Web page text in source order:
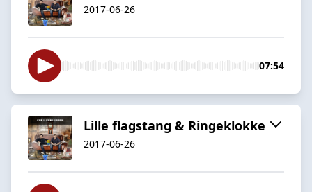
2017-06-26
07:54
Lille flagstang & Ringeklokke
2017-06-26